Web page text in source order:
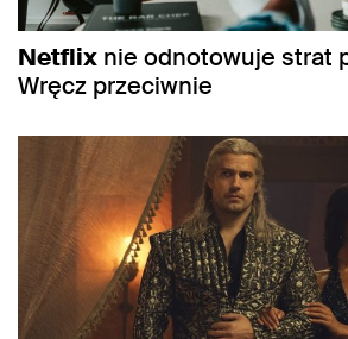
Netflix nie odnotowuje strat
Wręcz przeciwnie